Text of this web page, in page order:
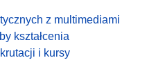
z multimediami
kształcenia
i kursy